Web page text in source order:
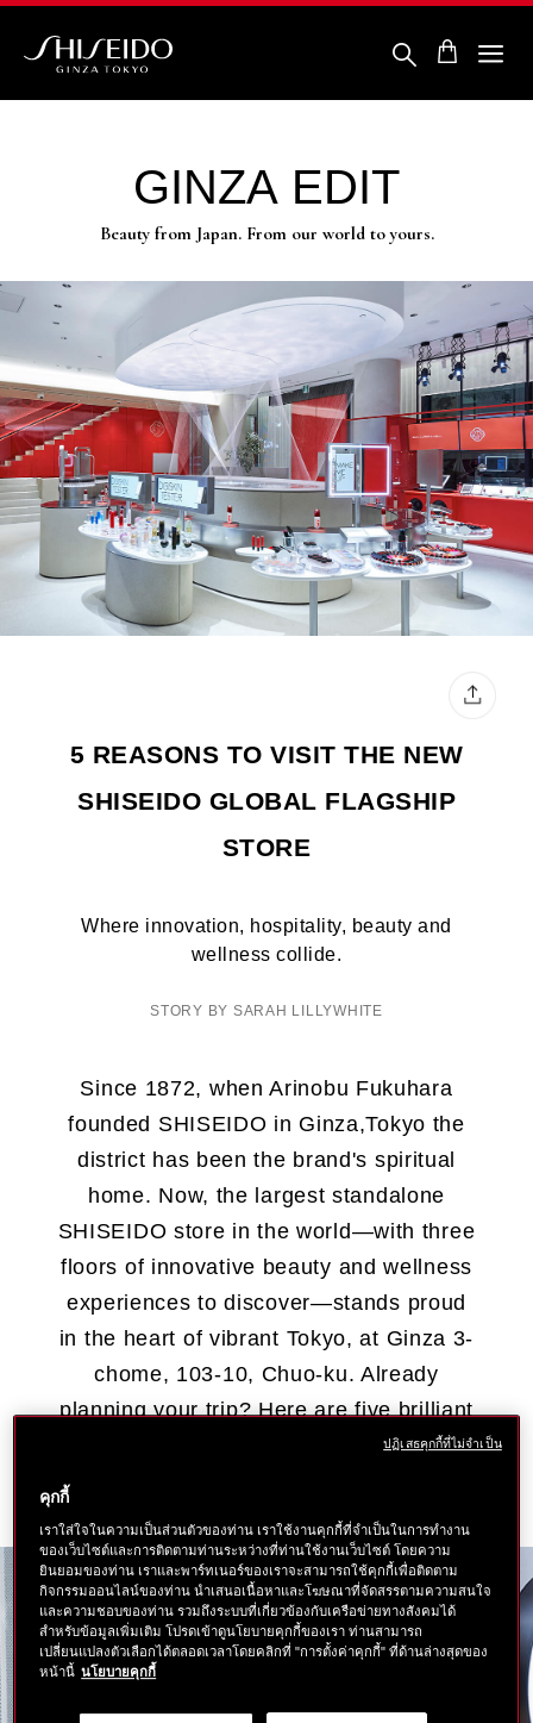
Skip
เซ
GINZA EDIT
Beauty from Japan. From our world to yours.
5 REASONS TO VISIT THE NEW
SHISEIDO GLOBAL FLAGSHIP
STORE
Where innovation, hospitality, beauty and
wellness collide.
STORY BY SARAH LILLYWHITE
Since 1872, when Arinobu Fukuhara
founded SHISEIDO in Ginza,Tokyo the
district has been the brand's spiritual
home. Now, the largest standalone
SHISEIDO store in the world—with three
floors of innovative beauty and wellness
experiences to discover—stands proud
in the heart of vibrant Tokyo, at Ginza 3-
chome, 103-10, Chuo-ku. Already
planning your trip? Here are five brilliant
คุกกี้
เราใส่ใจในความเป็นส่วนตัวของท่าน เราใช้งานคุกกี้ที่จำเป็นในการทำงาน
ของเว็บไซต์และการติดตามท่านระหว่างที่ท่านใช้งานเว็บไซต์ โดยความ
ยินยอมของท่าน เราและพาร์ทเนอร์ของเราจะสามารถใช้คุกกี้เพื่อติดตาม
กิจกรรมออนไลน์ของท่าน นำเสนอเนื้อหาและโฆษณาที่จัดสรรตามความสนใจ
และความชอบของท่าน รวมถึงระบบที่เกี่ยวข้องกับเครือข่ายทางสังคมได้
สำหรับข้อมูลเพิ่มเติม โปรดเข้าดูนโยบายคุกกี้ของเรา ท่านสามารถ
เปลี่ยนแปลงตัวเลือกได้ตลอดเวลาโดยคลิกที่ "การตั้งค่าคุกกี้" ที่ด้านล่างสุดของ
หน้านี้ นโยบายคุกกี้
ปฏิเสธคุกกี้ที่ไม่จำเป็น